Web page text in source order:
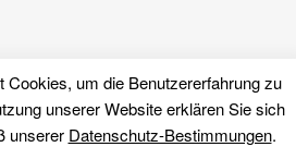
Cookies, um die Benutzererfahrung zu
unserer Website erklären Sie sich
unserer Datenschutz-Bestimmungen.